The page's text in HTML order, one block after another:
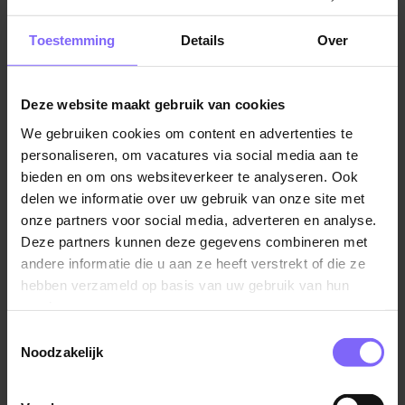
Toestemming Details Over
Deze website maakt gebruik van cookies
We gebruiken cookies om content en advertenties te
personaliseren, om vacatures via social media aan te
bieden en om ons websiteverkeer te analyseren. Ook
delen we informatie over uw gebruik van onze site met
onze partners voor social media, adverteren en analyse.
Deze partners kunnen deze gegevens combineren met
andere informatie die u aan ze heeft verstrekt of die ze
hebben verzameld op basis van uw gebruik van hun
Noodzakelijk
Vul hier je Skillsprofiel in
voor de ideale
vacaturematch!
Skillsprofiel